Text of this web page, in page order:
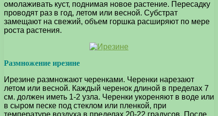
омолаживать куст, поднимая новое растение. Пересадку
проводят раз в год, летом или весной. Субстрат
замещают на свежий, объем горшка расширяют по мере
роста растения.
Размножение ирезине
Ирезине размножают черенками. Черенки нарезают
летом или весной. Каждый черенок длиной в пределах 7
см. должен иметь 1-2 узла. Черенки укореняют в воде или
в сыром песке под стеклом или пленкой, при
температуре воздуха в пределах 20-22 градусов. После